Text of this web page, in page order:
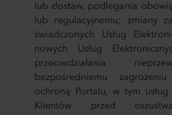
lub dostaw, podlegania
lub regulacyjnemu; zmiany
świadczonych Usług
nowych Usług
przeciwdziałania
bezpośredniemu
ochroną Portalu, w tym
Klientów przed